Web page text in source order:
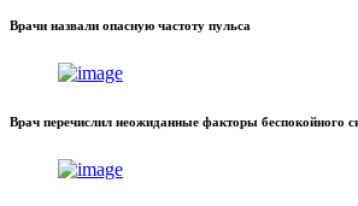
Врачи назвали опасную частоту пульса
Врач перечислил неожиданные факторы беспокойного